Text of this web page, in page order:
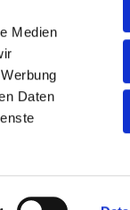
Medien
Daten